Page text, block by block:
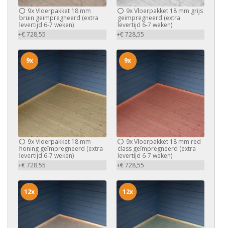
9xVloerpakket 18 mm
bruin geïmpregneerd (extra
levertijd 6-7 weken)
+€ 728,55
9xVloerpakket 18 mm grijs
geïmpregneerd (extra
levertijd 6-7 weken)
+€ 728,55
9xVloerpakket 18 mm
honing geïmpregneerd (extra
levertijd 6-7 weken)
+€ 728,55
9x
9xVloerpakket 18 mm red
class geïmpregneerd (extra
levertijd 6-7 weken)
+€ 728,55
9x
12x 12x